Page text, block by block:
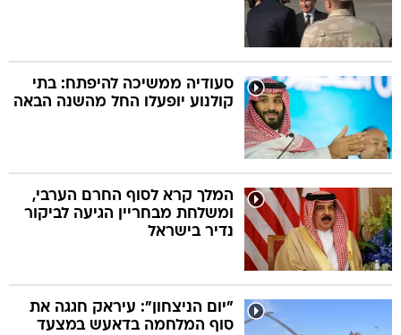
סעודיה ממשיכה להיפתח: בתי
קולנוע יופעלו החל מהשנה הבאה
המלך קרא לסוף החרם הערבי,
ומשלחת מבחריין הגיעה לביקור
נדיר בישראל
"יום הניצחון": עיראק חגגה את
סוף המלחמה בדאעש במצעד